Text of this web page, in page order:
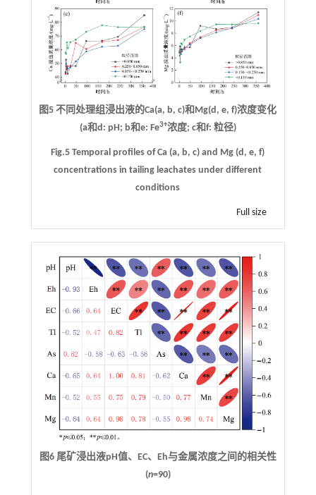
图5 不同处理组浸出液的Ca(a, b, c)和Mg(d, e, f)浓度变化
(a和d: pH; b和e: Fe3+浓度; c和f: 粒径)
Fig.5 Temporal profiles of Ca (a, b, c) and Mg (d, e, f)
concentrations in tailing leachates under different
conditions
Full size
图6 尾矿浸出液pH值、EC、Eh与金属浓度之间的相关性
(n=90)